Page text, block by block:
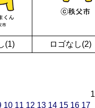
(1) ロゴなし(2)
10 11 12 13 14 15 16 17